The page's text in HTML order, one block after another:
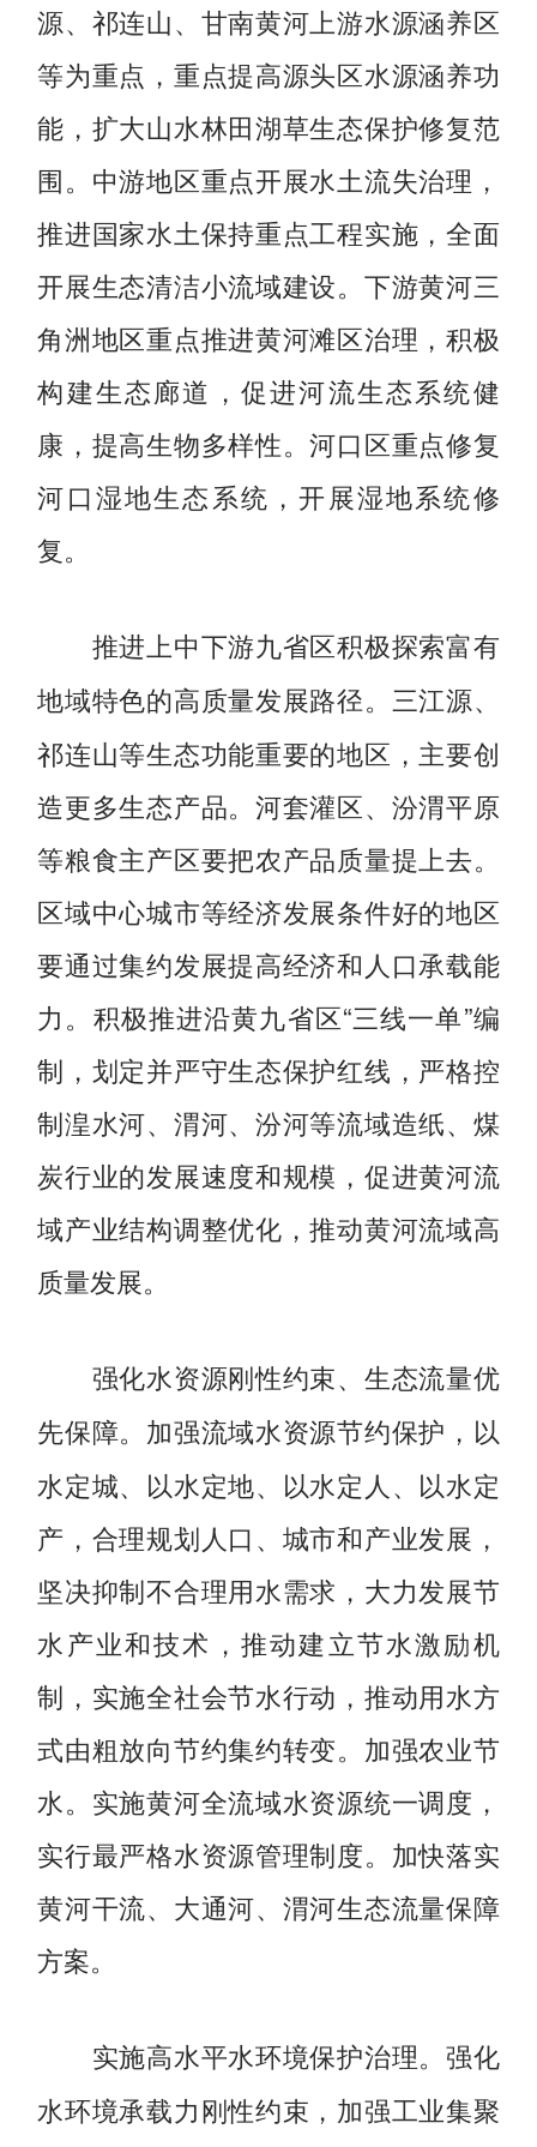
源、祁连山、甘南黄河上游水源涵养区
等为重点，重点提高源头区水源涵养功
能，扩大山水林田湖草生态保护修复范
围。中游地区重点开展水土流失治理，
推进国家水土保持重点工程实施，全面
开展生态清洁小流域建设。下游黄河三
角洲地区重点推进黄河滩区治理，积极
构建生态廊道，促进河流生态系统健
康，提高生物多样性。河口区重点修复
河口湿地生态系统，开展湿地系统修
复。
推进上中下游九省区积极探索富有
地域特色的高质量发展路径。 三江源、
祁连山等生态功能重要的地区，主要创
造更多生态产品。河套灌区、汾渭平原
等粮食主产区要把农产品质量提上去。
区域中心城市等经济发展条件好的地区
要通过集约发展提高经济和人口承载能
力。积极推进沿黄九省区“三线一单”编
制，划定并严守生态保护红线，严格控
制湟水河、渭河、汾河等流域造纸、煤
炭行业的发展速度和规模，促进黄河流
域产业结构调整优化，推动黄河流域高
质量发展。
强化水资源刚性约束、生态流量优
先保障。 加强流域水资源节约保护，以
水定城、以水定地、以水定人、以水定
产，合理规划人口、城市和产业发展，
坚决抑制不合理用水需求，大力发展节
水产业和技术，推动建立节水激励机
制，实施全社会节水行动，推动用水方
式由粗放向节约集约转变。加强农业节
水。实施黄河全流域水资源统一调度，
实行最严格水资源管理制度。加快落实
黄河干流、大通河、渭河生态流量保障
方案。
实施高水平水环境保护治理。 强化
水环境承载力刚性约束，加强工业集聚